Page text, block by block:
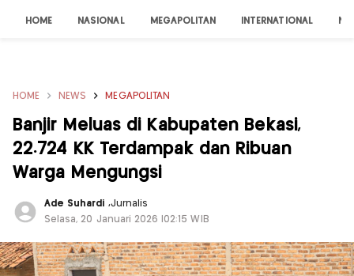
HOME NASIONAL MEGAPOLITAN INTERNATIONAL
HOME NEWS MEGAPOLITAN
Banjir Meluas di Kabupaten Bekasi,
22.724 KK Terdampak dan Ribuan
Warga Mengungsi
Ade Suhardi ,Jurnalis
Selasa, 20 Januari 2026 |02:15 WIB